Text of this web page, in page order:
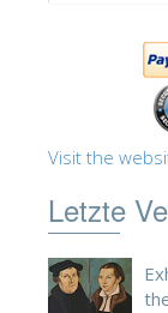
Visit the
Letzte